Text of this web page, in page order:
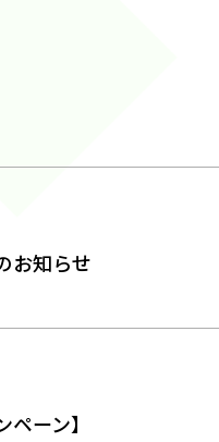
お知らせ
ペーン】